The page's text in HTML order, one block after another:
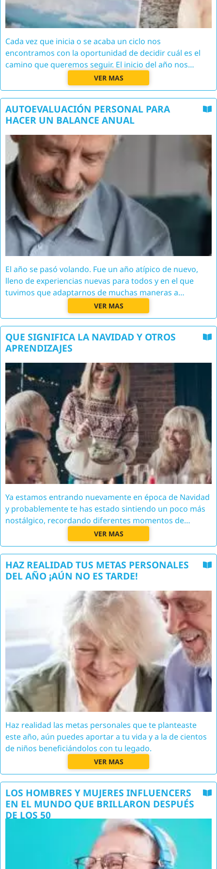
Cada vez que inicia o se acaba un ciclo nos
encontramos con la oportunidad de decidir cuál es el
camino que queremos seguir. El inicio del año nos…
VER MAS
AUTOEVALUACIÓN PERSONAL PARA
HACER UN BALANCE ANUAL
Image
El año se pasó volando. Fue un año atípico de nuevo,
lleno de experiencias nuevas para todos y en el que
tuvimos que adaptarnos de muchas maneras a…
VER MAS
QUE SIGNIFICA LA NAVIDAD Y OTROS
APRENDIZAJES
Image
Ya estamos entrando nuevamente en época de Navidad
y probablemente te has estado sintiendo un poco más
nostálgico, recordando diferentes momentos de…
VER MAS
HAZ REALIDAD TUS METAS PERSONALES
DEL AÑO ¡AÚN NO ES TARDE!
Haz realidad las metas personales que te planteaste
este año, aún puedes aportar a tu vida y a la de cientos
de niños beneficiándolos con tu legado.
VER MAS
LOS HOMBRES Y MUJERES INFLUENCERS
EN EL MUNDO QUE BRILLARON DESPUÉS
DE LOS 50